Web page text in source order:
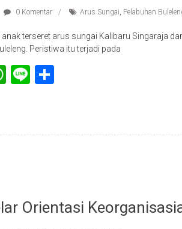
0 Komentar Arus Sungai, Pelabuhan
anak terseret arus sungai Kalibaru Singaraja
Peristiwa itu terjadi pada
WhatsApp
Line
Orientasi